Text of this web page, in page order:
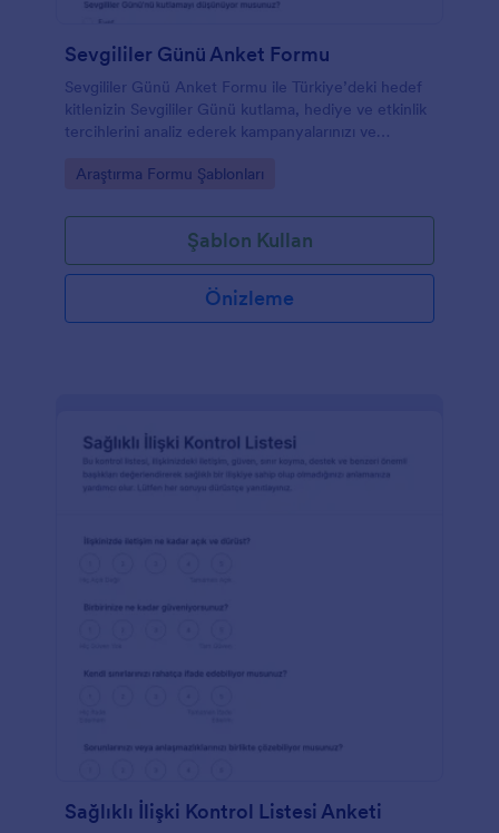
Sevgililer Günü Anket Formu
Sevgililer Günü Anket Formu ile Türkiye’deki hedef
kitlenizin Sevgililer Günü kutlama, hediye ve etkinlik
tercihlerini analiz ederek kampanyalarınızı ve
Go to Category:
Araştırma Formu Şablonları
Şablon Kullan
Önizleme
Sağlıklı İlişki Kontrol Listesi Anketi